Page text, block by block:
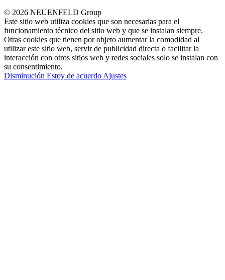
© 2026 NEUENFELD Group
Este sitio web utiliza cookies que son necesarias para el
funcionamiento técnico del sitio web y que se instalan siempre.
Otras cookies que tienen por objeto aumentar la comodidad al
utilizar este sitio web, servir de publicidad directa o facilitar la
interacción con otros sitios web y redes sociales solo se instalan con
su consentimiento.
Disminución Estoy de acuerdo Ajustes